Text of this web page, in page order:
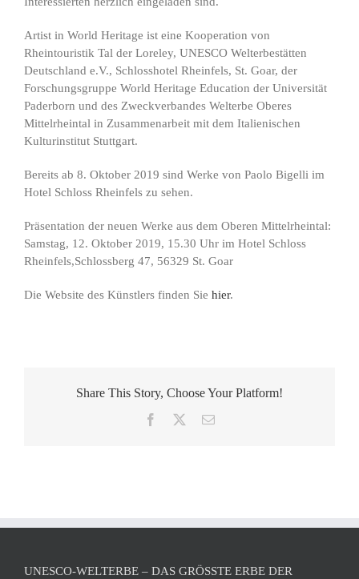
Artist in World Heritage ist eine Kooperation von
Rheintouristik Tal der Loreley, UNESCO Welterbestätten
Deutschland e.V., Schlosshotel Rheinfels, St. Goar, der
Forschungsgruppe World Heritage Education der Universität
Paderborn und des Zweckverbandes Welterbe Oberes
Mittelrheintal in Zusammenarbeit mit dem Italienischen
Kulturinstitut Stuttgart.
Bereits ab 8. Oktober 2019 sind Werke von Paolo Bigelli im
Hotel Schloss Rheinfels zu sehen.
Präsentation der neuen Werke aus dem Oberen Mittelrheintal:
Samstag, 12. Oktober 2019, 15.30 Uhr im Hotel Schloss
Rheinfels,Schlossberg 47, 56329 St. Goar
Die Website des Künstlers finden Sie hier.
Share This Story, Choose Your Platform!
Facebook
E-
UNESCO-WELTERBE – DAS GRÖSSTE ERBE DER M